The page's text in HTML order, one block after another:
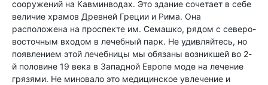
сооружений на Кавминводах. Это здание сочетает в себе
величие храмов Древней Греции и Рима. Она
расположена на проспекте им. Семашко, рядом с северо-
восточным входом в лечебный парк. Не удивляйтесь, но
появлением этой лечебницы мы обязаны возникшей во 2-
й половине 19 века в Западной Европе моде на лечение
грязями. Не миновало это медицинское увлечение и